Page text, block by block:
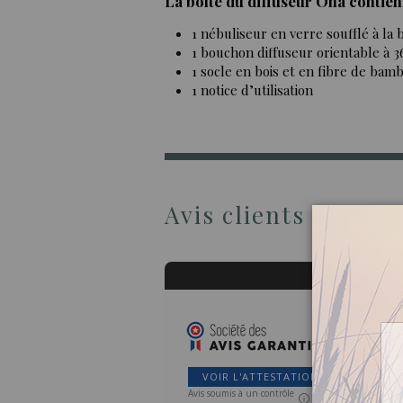
1 nébuliseur en verre soufflé à la
1 bouchon diffuseur orientable à
1 socle en bois et en fibre de
1 notice d’utilisation
Avis clients
VOIR L'ATTESTATION
Avis soumis à un contrôle